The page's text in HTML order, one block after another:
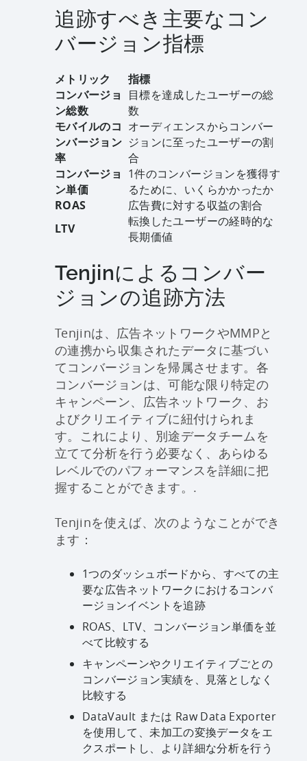
追跡すべき主要なコン
バージョン指標
メトリック
指標
コンバージョ
ン総数
目標を達成したユーザーの総
数
モバイルのコ
ンバージョン
率
オーディエンスからコンバー
ジョンに至ったユーザーの割
合
コンバージョ
ン単価
1件のコンバージョンを獲得す
るために、いくらかかったか
ROAS
広告費に対する収益の割合
LTV
転換したユーザーの経時的な
長期価値
Tenjinによるコンバー
ジョンの追跡方法
Tenjinは、広告ネットワークやMMPと
の連携から収集されたデータに基づい
てコンバージョンを帰属させます。各
コンバージョンは、可能な限り特定の
キャンペーン、広告ネットワーク、お
よびクリエイティブに紐付けられま
す。これにより、別途データチームを
立てて分析を行う必要なく、あらゆる
レベルでのパフォーマンスを詳細に把
握することができます。.
Tenjinを使えば、次のようなことができ
ます：
1つのダッシュボードから、すべての主
要な広告ネットワークにおけるコンバ
ージョンイベントを追跡
ROAS、LTV、コンバージョン単価を並
べて比較する
キャンペーンやクリエイティブごとの
コンバージョン実績を、見落としなく
比較する
DataVault または Raw Data Exporter
を使用して、未加工の変換データをエ
クスポートし、より詳細な分析を行う